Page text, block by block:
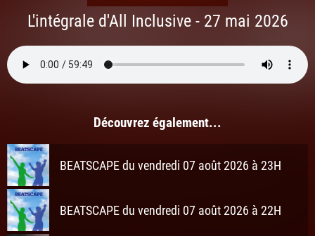
L'intégrale d'All Inclusive - 27 mai 2026
Découvrez également...
BEATSCAPE du vendredi 07 août 2026 à 23H
BEATSCAPE du vendredi 07 août 2026 à 22H